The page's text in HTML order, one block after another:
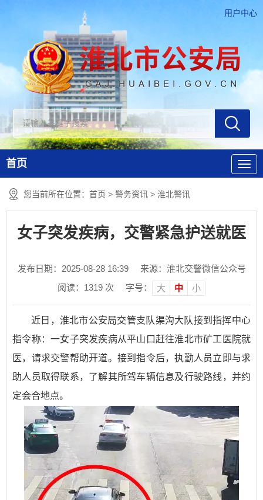
用户中心
首页
您当前所在位置： 首页 > 警务资讯 > 淮北警讯
女子突发疾病，交警紧急护送就医
发布日期：2025-08-28 16:39
来源：淮北交警微信公众号
阅读： 1319 次 字号： 大 中 小
近日，淮北市公安局交管支队渠沟大队接到指挥中心
指令称：一女子突发疾病从平山口赶往淮北市矿工医院就
医，请求交警帮助开道。接到指令后，执勤人员立即与求
助人员取得联系，了解其所驾车辆信息及行驶路线，并约
定会合地点。